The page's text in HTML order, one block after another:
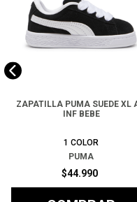
ZAPATILLA PUMA SUEDE XL
INF BEBE
1 COLOR
PUMA
$44.990